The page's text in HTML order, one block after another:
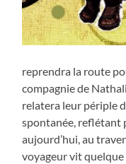
reprendra la route
compagnie de
relatera leur périple
spontanée, reflétant
aujourd’hui, au
voyageur vit